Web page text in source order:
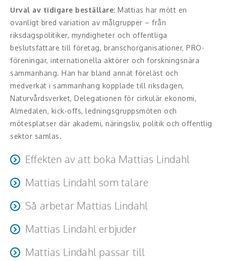
Förändring, organisation,
organisationsutveckling
Hälsa, friskvård
Innovation, kreativitet, entreprenörskap,
intraprenörskap
Kommunikation och media
Ledarskap, medarbetarskap, HR
Urval av tidigare beställare: Mattias har mött en
ovanligt bred variation av målgrupper – från
riksdagspolitiker, myndigheter och offentliga
beslutsfattare till företag, branschorganisationer, PRO-
föreningar, internationella aktörer och forskningsnära
sammanhang. Han har bland annat föreläst och
medverkat i sammanhang kopplade till riksdagen,
Naturvårdsverket, Delegationen för cirkulär ekonomi,
Almedalen, kick-offs, ledningsgruppsmöten och
mötesplatser där akademi, näringsliv, politik och offentlig
sektor samlas.
Effekten av att boka Mattias Lindahl
Beroende på uppdragets fokus lämnar deltagarna
konkreta tankeverktyg som hjälper dem att förstå sin
om cirkulär ekonomi, hållbar produktutveckling,
Mattias Lindahl som talare
Mattias är en engagerande, kunnig och tydlig föreläsare
som gör komplexa frågor begripliga och möjliga att
påverka. Genom frågor, reflektioner och konkreta exempel
inspirerar han deltagarna att tänka nytt och se sin egen
roll i den hållbara omställningen.
Så arbetar Mattias Lindahl
Mattias arbetar alltid kontext nära med målet att
föreläsningen ska kännas direkt relevant för deltagarna.
Inför varje uppdrag sätter han sig in i vilka åhörarna är,
Mattias Lindahl erbjuder
Målgruppsanpassade keynote-föreläsningar på svenska
eller engelska.
Mattias Lindahl passar till